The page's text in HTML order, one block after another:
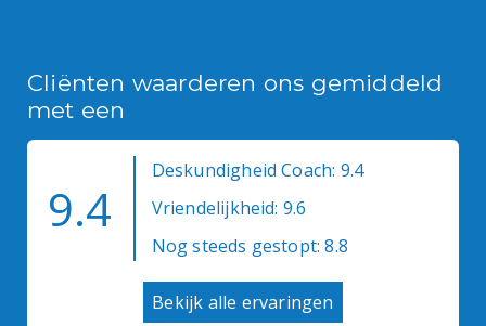
Cliënten waarderen ons gemiddeld
met een
9.4
Deskundigheid Coach: 9.4
Vriendelijkheid: 9.6
Nog steeds gestopt: 8.8
Bekijk alle ervaringen